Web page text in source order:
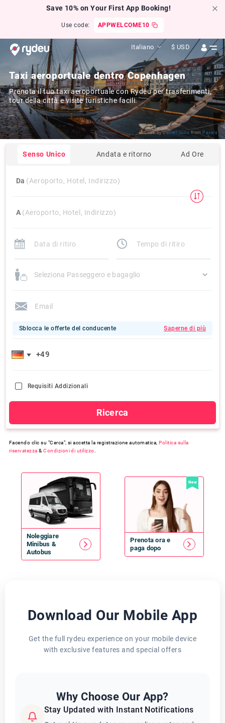
Save 10% on Your First App Booking!
Use code: APPWELCOME10
Italiano $ USD
Taxi aeroportuale dentro Copenhagen
Prenota il tuo taxi aeroportuale con Rydeu per trasferimenti,
tour della città e visite turistiche facili.
Click byDaniel Jurinfrom Pexels
Senso Unico Andata e ritorno Ad Ore
Da (Aeroporto, Hotel, Indirizzo)
A (Aeroporto, Hotel, Indirizzo)
Seleziona Passeggero e bagaglio
Sblocca le offerte del conducente Saperne di più
Requisiti Addizionali
Ricerca
Facendo clic su "Cerca", si accetta la registrazione automatica, Politica sulla
riservatezza &Condizioni di utilizzo
Noleggiare
Minibus &
Autobus
New
Prenota ora e
paga dopo
Download Our Mobile App
Get the full rydeu experience on your mobile device
with exclusive features and special offers
Why Choose Our App?
Stay Updated with Instant Notifications